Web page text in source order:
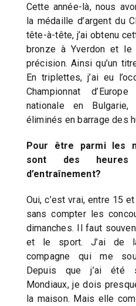
Cette année-là, nous
la médaille d’argent du
tête-à-tête, j’ai obtenu
bronze à Yverdon et
précision. Ainsi qu’un
En triplettes, j’ai eu
Championnat
nationale en
éliminés en barrage des
Pour être parmi les
sont des
d’entraînement?
Oui, c’est vrai, entre 15
sans compter les
dimanches. Il faut
et le sport. J’ai de
compagne qui me
Depuis que j’ai été
Mondiaux, je dois
la maison. Mais elle